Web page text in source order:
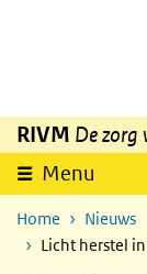
Overslaan en naar
RIVM De zorg
Menu
Home
Nieuws
Licht herstel